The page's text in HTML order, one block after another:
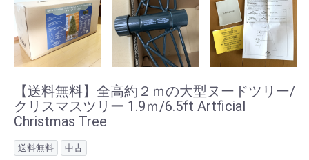
【送料無料】全高約２ｍの大型ヌードツリー/
クリスマスツリー 1.9ｍ/6.5ft Artficial
Christmas Tree
送料無料 中古